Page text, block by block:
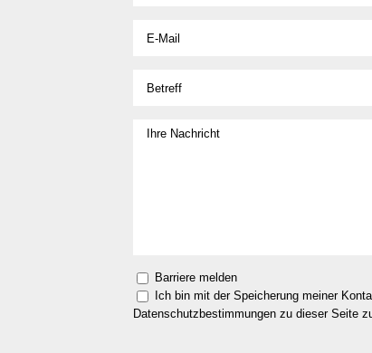
Barriere melden
Ich bin mit der Speicherung meiner
Datenschutzbestimmungen zu dieser Seite